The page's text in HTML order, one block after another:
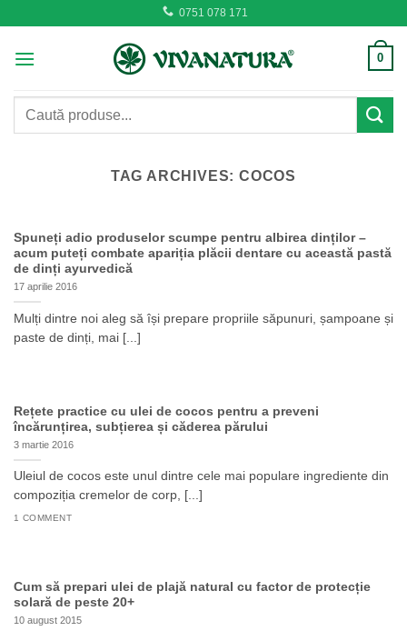
content
0751 078 171
0
Caută
TAG ARCHIVES:COCOS
Spuneți adio produselor scumpe pentru albirea dinților –
acum puteți combate apariția plăcii dentare cu această pastă
de dinți ayurvedică
17 aprilie 2016
Mulți dintre noi aleg să își prepare propriile săpunuri, șampoane și
paste de dinți, mai [...]
Rețete practice cu ulei de cocos pentru a preveni
încărunțirea, subțierea și căderea părului
3 martie 2016
Uleiul de cocos este unul dintre cele mai populare ingrediente din
compoziția cremelor de corp, [...]
1 COMMENT
Cum să prepari ulei de plajă natural cu factor de protecție
solară de peste 20+
10 august 2015